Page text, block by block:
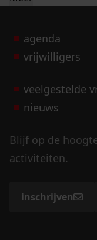
agenda
vrijwilligers
veelgestelde
nieuws
Blijf op de
activiteiten.
inschrijven